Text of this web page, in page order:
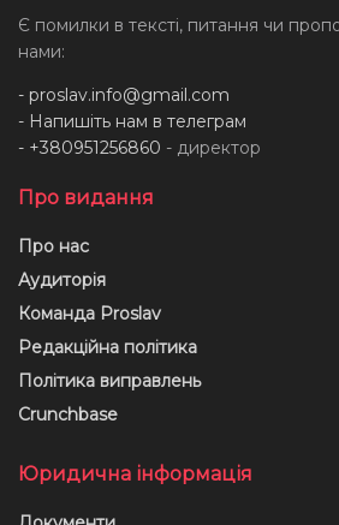
Є помилки в тексті, питання чи
нами:
- proslav.info@gmail.com
- Напишіть нам в телеграм
- +380951256860 - директор
Про видання
Про нас
Аудиторія
Команда Proslav
Редакційна політика
Політика виправлень
Crunchbase
Юридична інформація